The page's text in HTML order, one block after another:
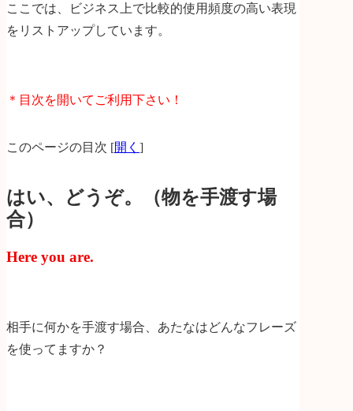
ここでは、ビジネス上で比較的使用頻度の高い表現
をリストアップしています。
＊目次を開いてご利用下さい！
このページの目次 [開く ]
はい、どうぞ。（物を手渡す場
合）
Here you are.
相手に何かを手渡す場合、あたなはどんなフレーズ
を使ってますか？